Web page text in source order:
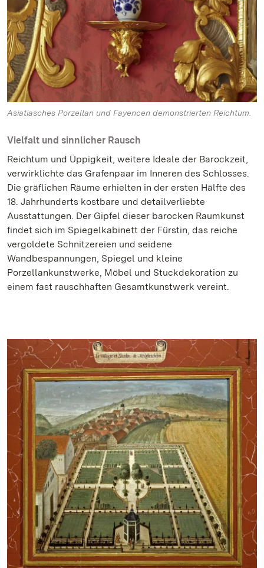
Asiatiasches Porzellan und Fayencen demonstrierten Reichtum.
Vielfalt und sinnlicher Rausch
Reichtum und Üppigkeit, weitere Ideale der Barockzeit,
verwirklichte das Grafenpaar im Inneren des Schlosses.
Die gräflichen Räume erhielten in der ersten Hälfte des
18. Jahrhunderts kostbare und detailverliebte
Ausstattungen. Der Gipfel dieser barocken Raumkunst
findet sich im Spiegelkabinett der Fürstin, das reiche
vergoldete Schnitzereien und seidene
Wandbespannungen, Spiegel und kleine
Porzellankunstwerke, Möbel und Stuckdekoration zu
einem fast rauschhaften Gesamtkunstwerk vereint.